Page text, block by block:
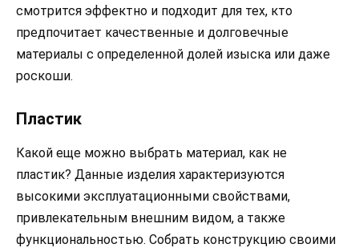
смотрится эффектно и подходит для тех, кто
предпочитает качественные и долговечные
материалы с определенной долей изыска или даже
роскоши.
Пластик
Какой еще можно выбрать материал, как не
пластик? Данные изделия характеризуются
высокими эксплуатационными свойствами,
привлекательным внешним видом, а также
функциональностью. Собрать конструкцию своими